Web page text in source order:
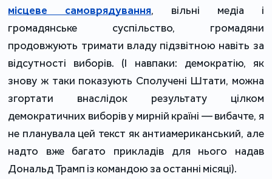
місцеве самоврядування, вільні медіа і
громадянське суспільство, громадяни
продовжують тримати владу підзвітною навіть за
відсутності виборів. (І навпаки: демократію, як
знову ж таки показують Сполучені Штати, можна
згортати внаслідок результату цілком
демократичних виборів у мирній країні — вибачте, я
не планувала цей текст як антиамериканський, але
надто вже багато прикладів для нього надав
Дональд Трамп із командою за останні місяці).